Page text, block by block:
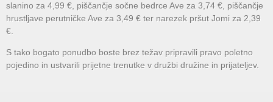
slanino za 4,99 €, piščančje sočne bedrce Ave za 3,74 €, piščančje
hrustljave perutničke Ave za 3,49 € ter narezek pršut Jomi za 2,39
€.
S tako bogato ponudbo boste brez težav pripravili pravo poletno
pojedino in ustvarili prijetne trenutke v družbi družine in prijateljev.